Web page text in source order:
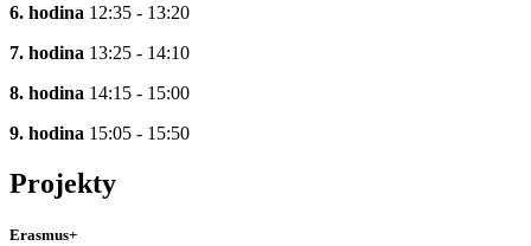
6. hodina 12:35 - 13:20
7. hodina 13:25 - 14:10
8. hodina 14:15 - 15:00
9. hodina 15:05 - 15:50
Projekty
Erasmus+